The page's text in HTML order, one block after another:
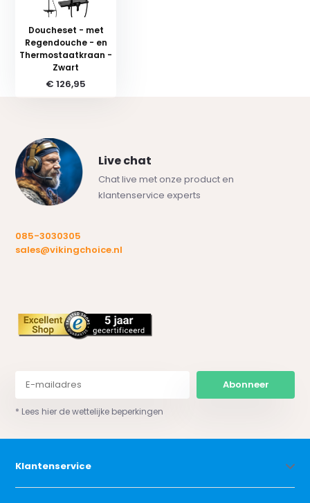
Doucheset - met
Regendouche - en
Thermostaatkraan -
Zwart
€ 126,95
Live chat
Chat live met onze product en
klantenservice experts
085-3030305
sales@vikingchoice.nl
Abonneer
* Lees hier de wettelijke beperkingen
Klantenservice